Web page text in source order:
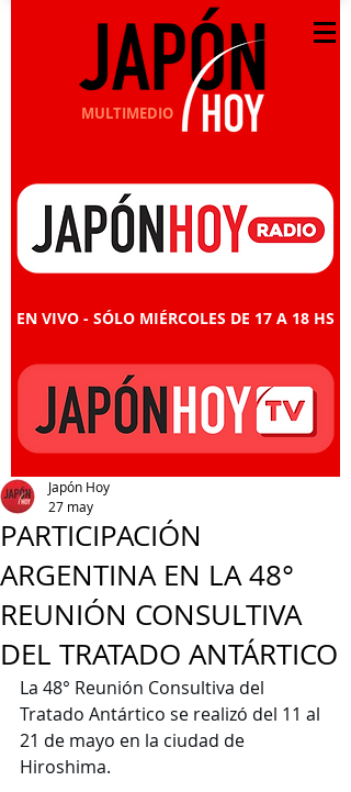
MULTIMEDIO
EN VIVO - SÓLO MIÉRCOLES DE 17 A 18 HS
PARTICIPACIÓN
ARGENTINA EN LA 48°
REUNIÓN CONSULTIVA
DEL TRATADO ANTÁRTICO
Japón Hoy
27 may
La 48° Reunión Consultiva del
Tratado Antártico se realizó del 11 al
21 de mayo en la ciudad de
Hiroshima.